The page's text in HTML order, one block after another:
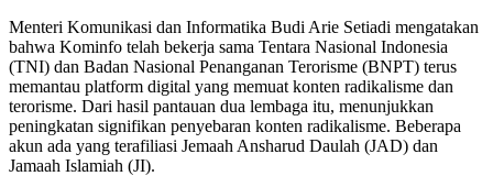
Menteri Komunikasi dan Informatika Budi Arie Setiadi mengatakan
bahwa Kominfo telah bekerja sama Tentara Nasional Indonesia
(TNI) dan Badan Nasional Penanganan Terorisme (BNPT) terus
memantau platform digital yang memuat konten radikalisme dan
terorisme. Dari hasil pantauan dua lembaga itu, menunjukkan
peningkatan signifikan penyebaran konten radikalisme. Beberapa
akun ada yang terafiliasi Jemaah Ansharud Daulah (JAD) dan
Jamaah Islamiah (JI).